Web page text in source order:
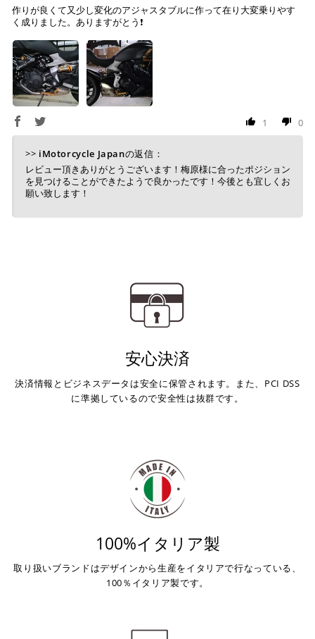
作りが良くて又少し変化のアジャスタブルに作って在り大変乗りやす
く成りました。ありますがとう❗
1 0
>> iMotorcycle Japanの返信：
レビュー頂きありがとうございます！梅原様に合ったポジション
を見つけることができたようで良かったです！今後とも宜しくお
願い致します！
安心決済
決済情報とビジネスデータは安全に保管されます。また、PCI DSS
に準拠しているので安全性は抜群です。
100%イタリア製
取り扱いブランドはデザインから生産をイタリアで行なっている、
100％イタリア製です。